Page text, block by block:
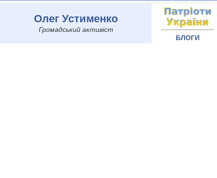
Олег Устименко
Громадський активіст
БЛОГИ